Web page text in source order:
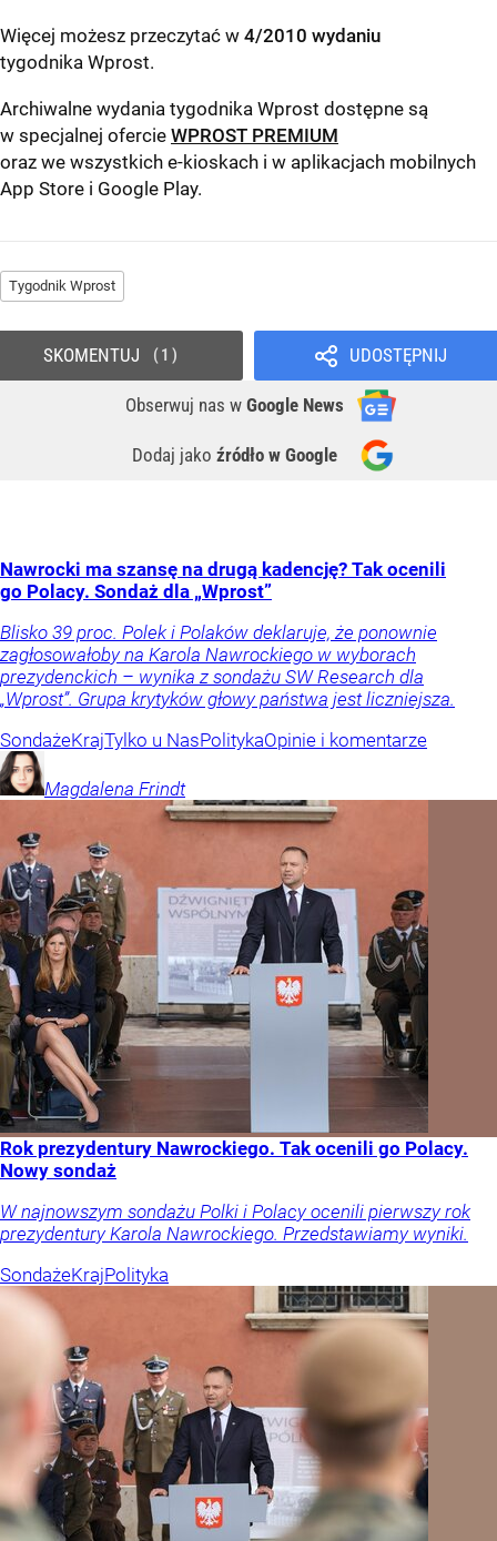
Więcej możesz przeczytać w 4/2010 wydaniu
tygodnika Wprost.
Archiwalne wydania tygodnika Wprost dostępne są
w specjalnej ofercie WPROST PREMIUM
oraz we wszystkich e-kioskach i w aplikacjach mobilnych
App Store i Google Play.
Tygodnik Wprost
UDOSTĘPNIJ
Obserwuj nas w Google News
Dodaj jako źródło w Google
SKOMENTUJ 1
Nawrocki ma szansę na drugą kadencję? Tak ocenili
go Polacy. Sondaż dla „Wprost”
Blisko 39 proc. Polek i Polaków deklaruje, że ponownie
zagłosowałoby na Karola Nawrockiego w wyborach
prezydenckich – wynika z sondażu SW Research dla
„Wprost”. Grupa krytyków głowy państwa jest liczniejsza.
SondażeKrajTylko u NasPolitykaOpinie i komentarze
Magdalena Frindt
Rok prezydentury Nawrockiego. Tak ocenili go Polacy.
Nowy sondaż
W najnowszym sondażu Polki i Polacy ocenili pierwszy rok
prezydentury Karola Nawrockiego. Przedstawiamy wyniki.
SondażeKrajPolityka